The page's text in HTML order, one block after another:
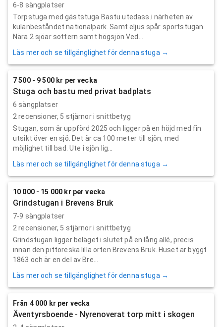
6-8 sängplatser
Torpstuga med gäststuga Bastu utedass.i närheten av
kulanbeståndet nationalpark. Samt eljus spår sportstugan.
Nära 2 sjöar sottern samt högsjön Ved...
Läs mer och se tillgänglighet för denna stuga →
7 500 - 9 500 kr per vecka
Stuga och bastu med privat badplats
6 sängplatser
2 recensioner, 5 stjärnor i snittbetyg
Stugan, som är uppförd 2025 och ligger på en höjd med fin
utsikt över en sjö. Det är ca 100 meter till sjön, med
möjlighet till bad. Ute i sjön lig...
Läs mer och se tillgänglighet för denna stuga →
10 000 - 15 000 kr per vecka
Grindstugan i Brevens Bruk
7-9 sängplatser
2 recensioner, 5 stjärnor i snittbetyg
Grindstugan ligger beläget i slutet på en lång allé, precis
innan den pittoreska lilla orten Brevens Bruk. Huset är byggt
1863 och är en del av Bre...
Läs mer och se tillgänglighet för denna stuga →
Från 4 000 kr per vecka
Äventyrsboende - Nyrenoverat torp mitt i skogen